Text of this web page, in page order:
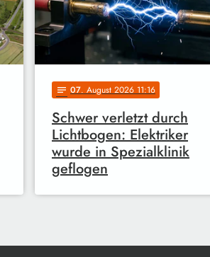
notes 07. August 2026 11:16
Schwer verletzt durch
Lichtbogen: Elektriker
wurde in Spezialklinik
geflogen